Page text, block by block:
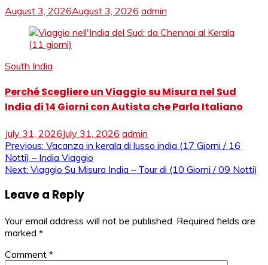
August 3, 2026August 3, 2026 admin
South India
Perché Scegliere un Viaggio su Misura nel Sud
India di 14 Giorni con Autista che Parla Italiano
July 31, 2026July 31, 2026 admin
Post
navigation
Previous: Vacanza in kerala di lusso india (17 Giorni / 16
Notti) – India Viaggio
Next: Viaggio Su Misura India – Tour di (10 Giorni / 09 Notti)
Leave a Reply
Your email address will not be published. Required fields are
marked *
Comment *